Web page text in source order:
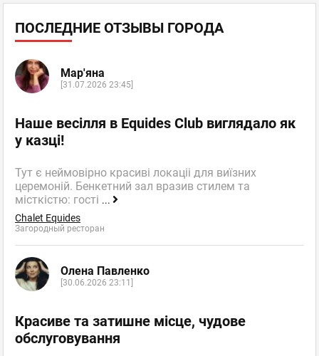
ПОСЛЕДНИЕ ОТЗЫВЫ ГОРОДА
Мар'яна
[31.07.2026 23:45]
Наше весілля в Equides Club виглядало як
у казці!
Тут є неймовірно красиві локаціі для виїзних
церемоній. Бенкетний зал вразив стилем та
місткістю: гості ...
Chalet Equides
Загородный ресторан
Олена Павленко
[30.06.2026 23:11]
Красиве та затишне місце, чудове
обслуговування